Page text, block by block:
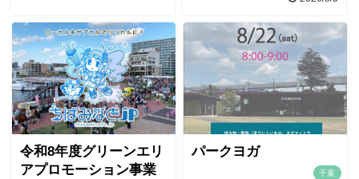
令和8年度グリーンエリ
アプロモーション事業
パークヨガ
千葉